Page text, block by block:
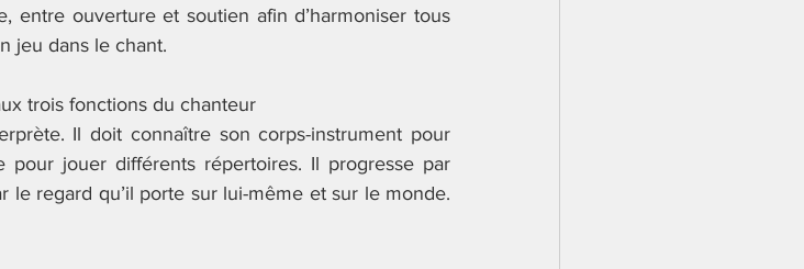
entre ouverture et soutien afin d’harmoniser tous
jeu dans le chant.
trois fonctions du chanteur
Il doit connaître son corps-instrument pour
pour jouer différents répertoires. Il progresse par
le regard qu’il porte sur lui-même et sur le monde.